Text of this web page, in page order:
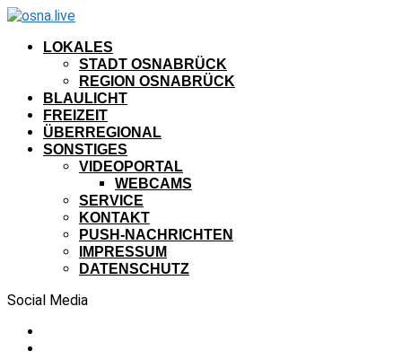
LOKALES
STADT OSNABRÜCK
REGION OSNABRÜCK
BLAULICHT
FREIZEIT
ÜBERREGIONAL
SONSTIGES
VIDEOPORTAL
WEBCAMS
SERVICE
KONTAKT
PUSH-NACHRICHTEN
IMPRESSUM
DATENSCHUTZ
Social Media